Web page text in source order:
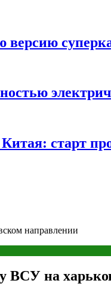
версию
старт
направлении
ВСУ на